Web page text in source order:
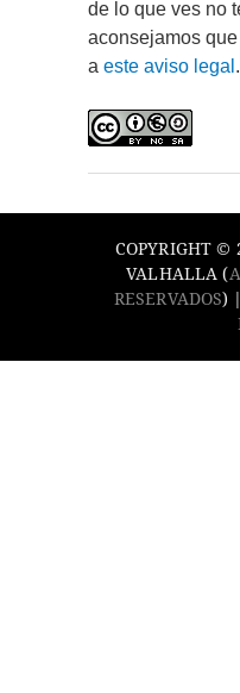
de lo que ves no
aconsejamos
a este aviso legal .
COPYRIGHT ©
VALHALLA (
RESERVADOS) |